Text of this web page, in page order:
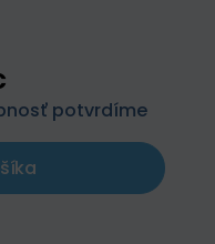
potvrdíme